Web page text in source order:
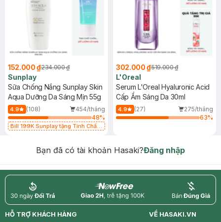
152.000 ₫234.000 ₫
Sunplay
Sữa Chống Nắng Sunplay Skin
Aqua Dưỡng Da Sáng Mịn 55g
4.9 (108)
454/tháng
48%
Bill 199K Sunplay tặng Tinh Chất
302.000 ₫519.000 ₫
L'Oreal
Serum L'Oreal Hyaluronic Acid
Cấp Ẩm Sáng Da 30ml
4.9 (27)
275/tháng
63%
Bạn đã có tài khoản Hasaki?Đăng nhập
return nowfree price
HỖ TRỢ KHÁCH HÀNG
VỀ HASAKI.VN